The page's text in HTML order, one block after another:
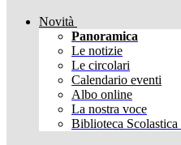
Novità
Panoramica
Le notizie
Le circolari
Calendario eventi
Albo online
La nostra voce
Biblioteca